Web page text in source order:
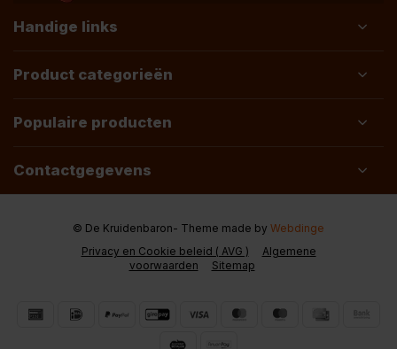
Handige links
Product categorieën
Populaire producten
Contactgegevens
Privacy en Cookie beleid ( AVG )
Algemene
voorwaarden
Sitemap
© De Kruidenbaron- Theme made by Webdinge